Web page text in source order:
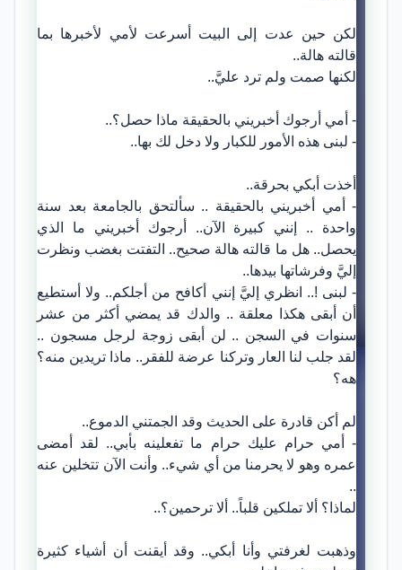
لكن حين عدت إلى البيت أسرعت لأمي لأخبرها بما
قالته هالة..
لكنها صمت ولم ترد عليَّ..
- أمي أرجوك أخبريني بالحقيقة ماذا حصل؟..
- لبنى هذه الأمور للكبار ولا دخل لك بها..
أخذت أبكي بحرقة..
- أمي أخبريني بالحقيقة .. سألتحق بالجامعة بعد سنة
واحدة .. إنني كبيرة الآن.. أرجوك أخبريني ما الذي
يحصل.. هل ما قالته هالة صحيح.. التفتت بغضب ونظرت
إليَّ وفرشاتها بيدها..
- لبنى !.. انظري إليَّ إنني أكافح من أجلكم.. ولا أستطيع
أن أبقى هكذا معلقة .. والدك قد يمضي أكثر من عشر
سنوات في السجن .. لن أبقى زوجة لرجل مسجون ..
لقد جلب لنا العار وتركنا عرضة للفقر.. ماذا تريدين منه؟
هه؟
لم أكن قادرة على الحديث وقد الجمتني الدموع..
- أمي حرام عليك حرام ما تفعلينه بأبي.. لقد أمضى
عمره وهو لا يحرمنا من أي شيء.. وأنت الآن تتخلين عنه
..
لماذا؟ ألا تملكين قلباً.. ألا ترحمين؟..
وذهبت لغرفتي وأنا أبكي.. وقد أيقنت أن أشياء كثيرة